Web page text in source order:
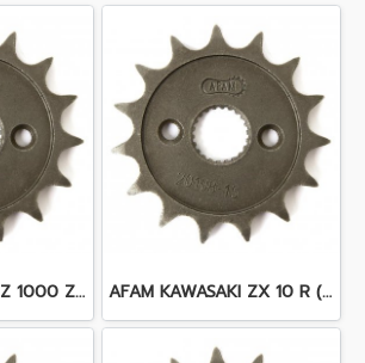
AFAM KAWASAKI Z 1000 ZR 1000 (03 - 17) AFAM KAWASAKI ZX 10 R (04-17)